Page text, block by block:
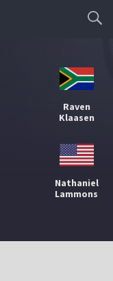
Raven
Klaasen
Nathaniel
Lammons